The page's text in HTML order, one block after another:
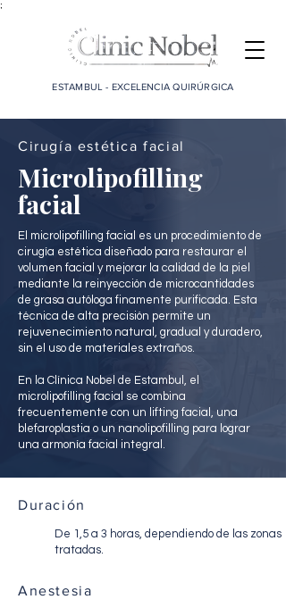
;
ESTAMBUL - EXCELENCIA QUIRÚRGICA
Cirugía estética facial
Microlipofilling
facial
El microlipofilling facial es un procedimiento de
cirugía estética diseñado para restaurar el
volumen facial y mejorar la calidad de la piel
mediante la reinyección de microcantidades
de grasa autóloga finamente purificada. Esta
técnica de alta precisión permite un
rejuvenecimiento natural, gradual y duradero,
sin el uso de materiales extraños.
En la Clínica Nobel de Estambul, el
microlipofilling facial se combina
frecuentemente con un lifting facial, una
blefaroplastia o un nanolipofilling para lograr
una armonía facial integral.
Duración
De 1,5 a 3 horas, dependiendo de las zonas
tratadas.
Anestesia